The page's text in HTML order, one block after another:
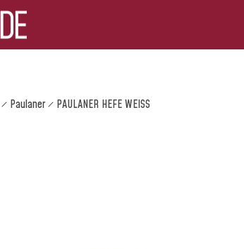
Paulaner PAULANER HEFE WEISS